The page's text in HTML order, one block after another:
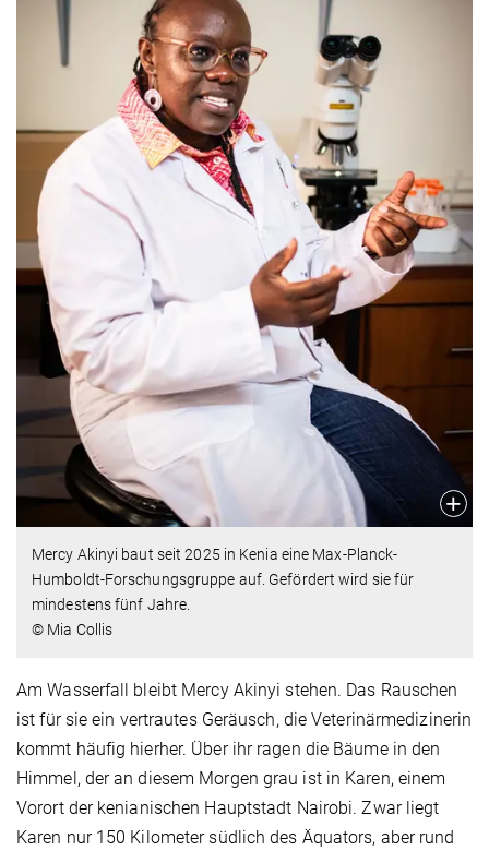
Mercy Akinyi baut seit 2025 in Kenia eine Max-Planck-
Humboldt-Forschungsgruppe auf. Gefördert wird sie für
mindestens fünf Jahre.
© Mia Collis
Am Wasserfall bleibt Mercy Akinyi stehen. Das Rauschen
ist für sie ein vertrautes Geräusch, die Veterinärmedizinerin
kommt häufig hierher. Über ihr ragen die Bäume in den
Himmel, der an diesem Morgen grau ist in Karen, einem
Vorort der kenianischen Hauptstadt Nairobi. Zwar liegt
Karen nur 150 Kilometer südlich des Äquators, aber rund